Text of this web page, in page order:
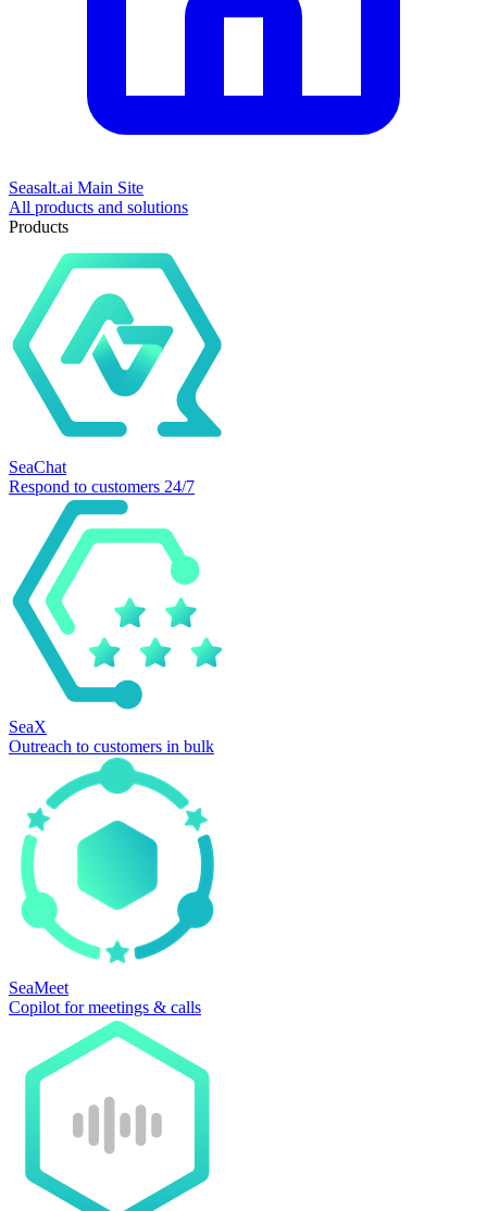
Seasalt.ai Main Site
All products and solutions
Products
SeaChat
Respond to customers 24/7
SeaX
Outreach to customers in bulk
SeaMeet
Copilot for meetings & calls